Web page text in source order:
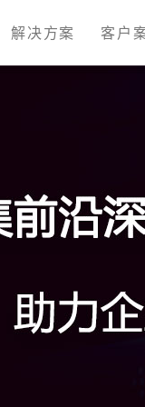
解决方案 客户